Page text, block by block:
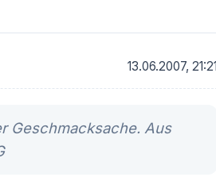
13.06.2007, 21:21
Geschmacksache. Aus